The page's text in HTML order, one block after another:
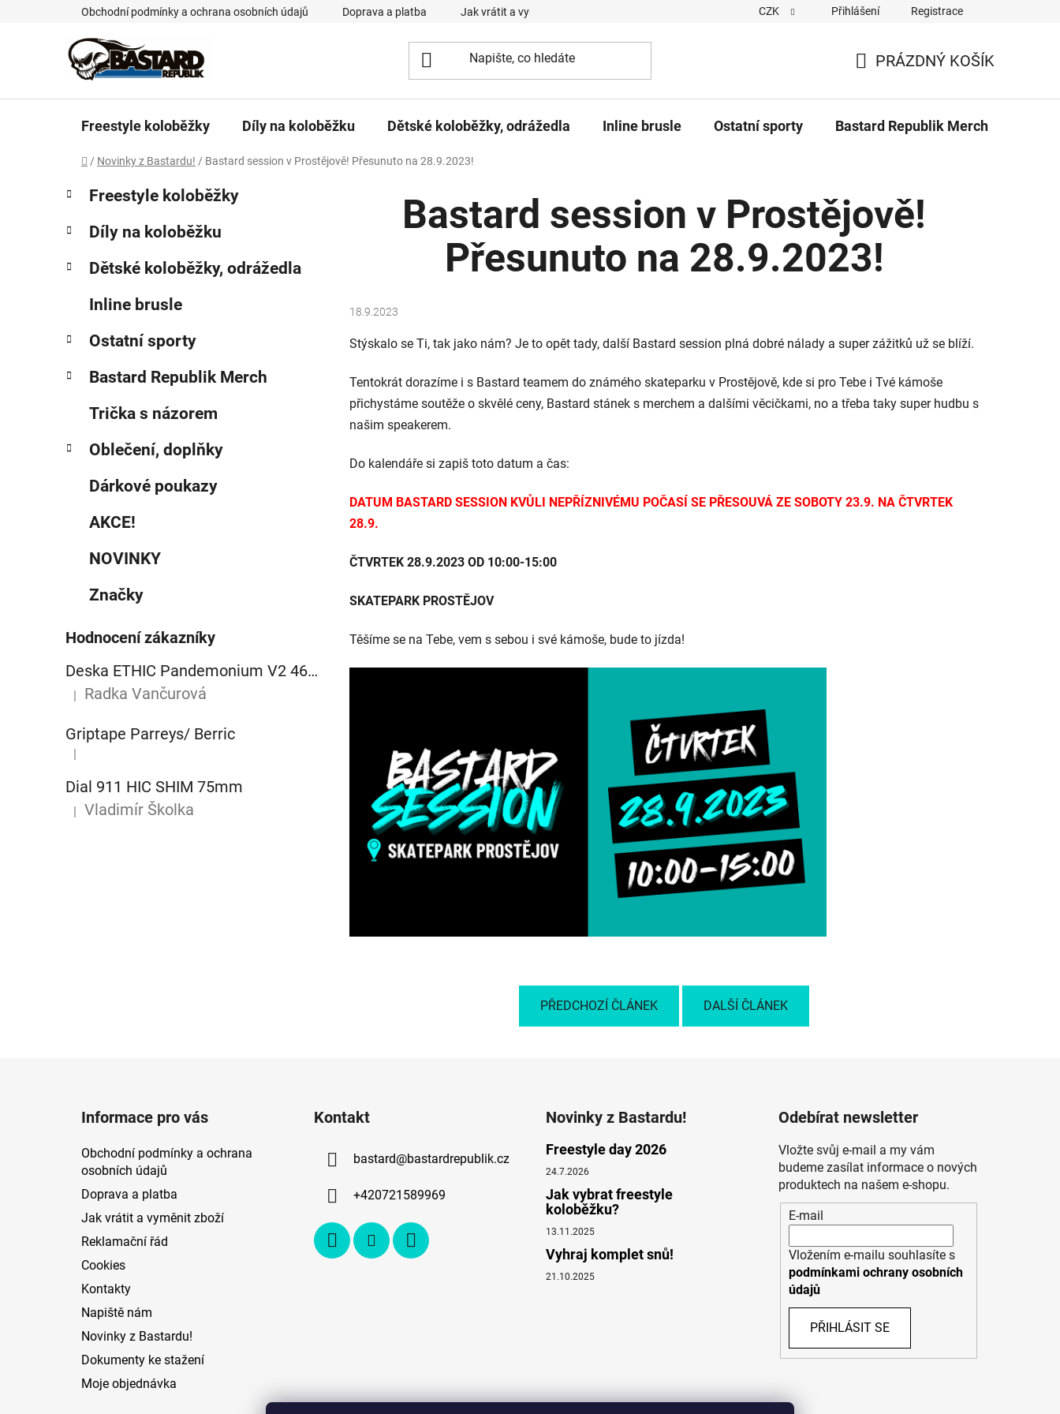
Obchodní podmínky a ochrana osobních údajů Doprava a platba Jak vrátit a vyměnit zboží Cookies Kontakty Napiště nám
CZK Přihlášení Registrace
KOŠÍK
PRÁZDNÝ KOŠÍK
Freestyle koloběžky Díly na koloběžku Dětské koloběžky, odrážedla Inline brusle Ostatní sporty Bastard Republik Merch
Domů
/ Novinky z Bastardu! / Bastard session v Prostějově! Přesunuto na 28.9.2023!
P
s
r
n
í
p
l
kategorie
a
e
o
Freestyle koloběžky
Díly na koloběžku
Dětské koloběžky, odrážedla
Inline brusle
Ostatní sporty
Bastard Republik Merch
Trička s názorem
Oblečení, doplňky
Dárkové poukazy
AKCE!
NOVINKY
Značky
Hodnocení zákazníky
Deska ETHIC Pandemonium V2 460mm raw
+ TRIČKO A SAMOLEPKY ZDARMA
Hodnocení produktu je 5 z 5 hvězdiček.
Radka Vančurová
Griptape Parreys/ Berric
Hodnocení produktu je 5 z 5 hvězdiček.
|
Dial 911 HIC SHIM 75mm
Hodnocení produktu je 5 z 5 hvězdiček.
Vladimír Školka
Bastard session v Prostějově!
Přesunuto na 28.9.2023!
18.9.2023
Stýskalo se Ti, tak jako nám? Je to opět tady, další Bastard session plná dobré nálady a super zážitků už se blíží.
Tentokrát dorazíme i s Bastard teamem do známého skateparku v Prostějově, kde si pro Tebe i Tvé kámoše
přichystáme soutěže o skvělé ceny, Bastard stánek s merchem a dalšími věcičkami, no a třeba taky super hudbu s
našim speakerem.
Do kalendáře si zapiš toto datum a čas:
DATUM BASTARD SESSION KVŮLI NEPŘÍZNIVÉMU POČASÍ SE PŘESOUVÁ ZE SOBOTY 23.9. NA ČTVRTEK
28.9.
ČTVRTEK 28.9.2023 OD 10:00-15:00
SKATEPARK PROSTĚJOV
Těšíme se na Tebe, vem s sebou i své kámoše, bude to jízda!
PŘEDCHOZÍ ČLÁNEK DALŠÍ ČLÁNEK
Informace pro vás
Obchodní podmínky a ochrana
osobních údajů
Doprava a platba
Jak vrátit a vyměnit zboží
Reklamační řád
Cookies
Kontakty
Napiště nám
Novinky z Bastardu!
Dokumenty ke stažení
Moje objednávka
Kontakt
bastard@bastardrepublik.cz
+420721589969
Novinky z Bastardu!
Freestyle day 2026
24.7.2026
Jak vybrat freestyle
koloběžku?
13.11.2025
Vyhraj komplet snů!
21.10.2025
Odebírat newsletter
Vložte svůj e-mail a my vám
budeme zasílat informace o nových
produktech na našem e-shopu.
E-mail
Vložením e-mailu souhlasíte s
podmínkami ochrany osobních
údajů
PŘIHLÁSIT SE